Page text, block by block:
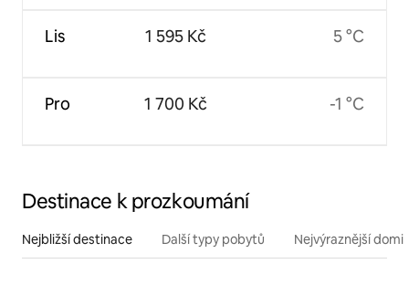
Lis
Pro
1 595 Kč
1 700 Kč
5 °C
-1 °C
Destinace k prozkoumání
Nejbližší destinace Další typy pobytů Nejvýraznější